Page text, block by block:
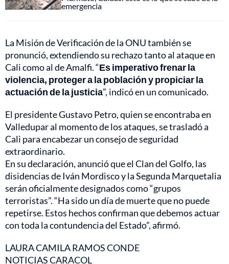
emergencia
La Misión de Verificación de la ONU también se
pronunció, extendiendo su rechazo tanto al ataque en
Cali como al de Amalfi. “Es imperativo frenar la
violencia, proteger a la población y propiciar la
actuación de la justicia”, indicó en un comunicado.
El presidente Gustavo Petro, quien se encontraba en
Valledupar al momento de los ataques, se trasladó a
Cali para encabezar un consejo de seguridad
extraordinario.
En su declaración, anunció que el Clan del Golfo, las
disidencias de Iván Mordisco y la Segunda Marquetalia
serán oficialmente designados como “grupos
terroristas”. “Ha sido un día de muerte que no puede
repetirse. Estos hechos confirman que debemos actuar
con toda la contundencia del Estado”, afirmó.
LAURA CAMILA RAMOS CONDE
NOTICIAS CARACOL